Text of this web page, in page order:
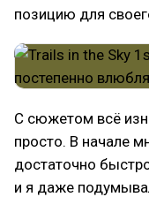
позицию для
С сюжетом всё
просто. В начале
достаточно
и я даже